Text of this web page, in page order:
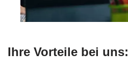
Ihre Vorteile bei uns: